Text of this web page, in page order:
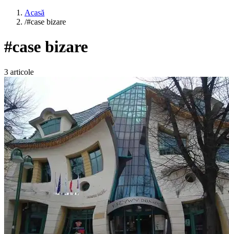
Acasă
/#case bizare
#case bizare
3 articole